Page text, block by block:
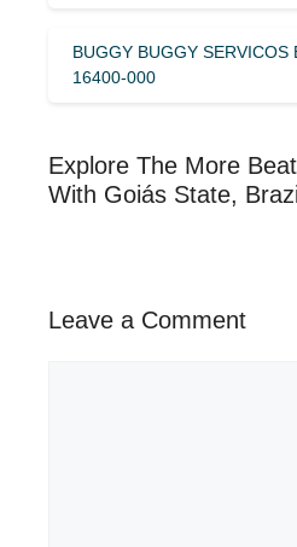
BUGGY BUGGY SERVICOS
16400-000
Explore The More
With Goiás State, Brazil
Leave a Comment